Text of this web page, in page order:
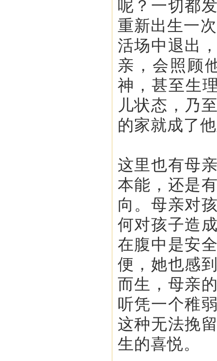
呢？一切都
重新出生一
活场中退出
亲，会照顾
神，甚至生
儿状态，乃
的家就成了
这里也有母
本能，还是
向。母亲对
何对孩子造
在腹中是安
便，她也感
而生，母亲
听凭一个稚
这种无法挽
生的喜悦。